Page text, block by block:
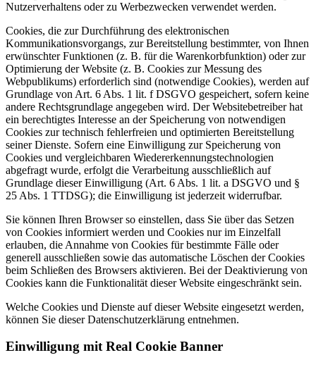
Nutzerverhaltens oder zu Werbezwecken verwendet werden.
Cookies, die zur Durchführung des elektronischen
Kommunikationsvorgangs, zur Bereitstellung bestimmter, von Ihnen
erwünschter Funktionen (z. B. für die Warenkorbfunktion) oder zur
Optimierung der Website (z. B. Cookies zur Messung des
Webpublikums) erforderlich sind (notwendige Cookies), werden auf
Grundlage von Art. 6 Abs. 1 lit. f DSGVO gespeichert, sofern keine
andere Rechtsgrundlage angegeben wird. Der Websitebetreiber hat
ein berechtigtes Interesse an der Speicherung von notwendigen
Cookies zur technisch fehlerfreien und optimierten Bereitstellung
seiner Dienste. Sofern eine Einwilligung zur Speicherung von
Cookies und vergleichbaren Wiedererkennungstechnologien
abgefragt wurde, erfolgt die Verarbeitung ausschließlich auf
Grundlage dieser Einwilligung (Art. 6 Abs. 1 lit. a DSGVO und §
25 Abs. 1 TTDSG); die Einwilligung ist jederzeit widerrufbar.
Sie können Ihren Browser so einstellen, dass Sie über das Setzen
von Cookies informiert werden und Cookies nur im Einzelfall
erlauben, die Annahme von Cookies für bestimmte Fälle oder
generell ausschließen sowie das automatische Löschen der Cookies
beim Schließen des Browsers aktivieren. Bei der Deaktivierung von
Cookies kann die Funktionalität dieser Website eingeschränkt sein.
Welche Cookies und Dienste auf dieser Website eingesetzt werden,
können Sie dieser Datenschutzerklärung entnehmen.
Einwilligung mit Real Cookie Banner